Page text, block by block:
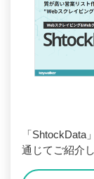
「
通じてご紹介し